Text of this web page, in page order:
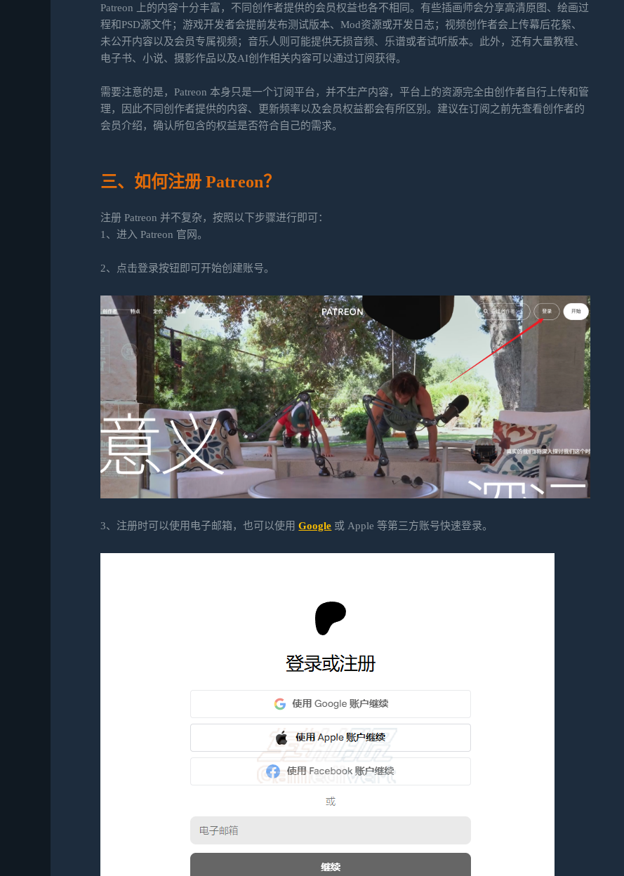
Patreon 上的内容十分丰富，不同创作者提供的会员权益也各不相同。有些插画师会分享高清原图、绘画过
程和PSD源文件；游戏开发者会提前发布测试版本、Mod资源或开发日志；视频创作者会上传幕后花絮、
未公开内容以及会员专属视频；音乐人则可能提供无损音频、乐谱或者试听版本。此外，还有大量教程、
电子书、小说、摄影作品以及AI创作相关内容可以通过订阅获得。
需要注意的是，Patreon 本身只是一个订阅平台，并不生产内容，平台上的资源完全由创作者自行上传和管
理，因此不同创作者提供的内容、更新频率以及会员权益都会有所区别。建议在订阅之前先查看创作者的
会员介绍，确认所包含的权益是否符合自己的需求。
三、如何注册 Patreon？
注册 Patreon 并不复杂，按照以下步骤进行即可：
1、进入 Patreon 官网。
2、点击登录按钮即可开始创建账号。
3、注册时可以使用电子邮箱，也可以使用Google 或 Apple 等第三方账号快速登录。